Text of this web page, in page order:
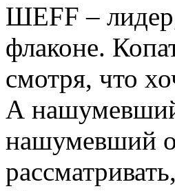
ШЕFF –
флаконе.
смотря, что
А
нашумевший